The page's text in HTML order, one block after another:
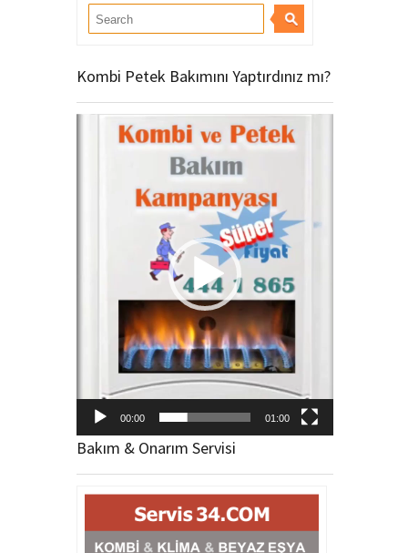
Kombi Petek Bakımını Yaptırdınız mı?
oynatıcı
00:00 01:00
Bakım & Onarım Servisi